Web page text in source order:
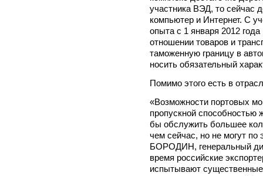
участника ВЭД, то сейчас
компьютер и Интернет. С
опыта с 1 января 2012
отношении товаров и
таможенную границу в
носить обязательный
Помимо этого есть в
«Возможности портовых
пропускной
бы обслужить большее
чем сейчас, но не могут по
БОРОДИН, генеральный
время российские
испытывают